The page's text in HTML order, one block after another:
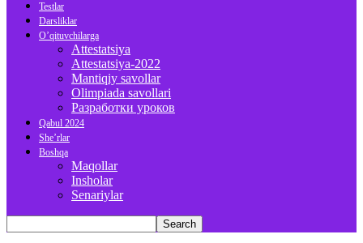
Testlar
Darsliklar
O’qituvchilarga
Attestatsiya
Attestatsiya-2022
Mantiqiy savollar
Olimpiada savollari
Разработки уроков
Qabul 2024
She’rlar
Boshqa
Maqollar
Insholar
Senariylar